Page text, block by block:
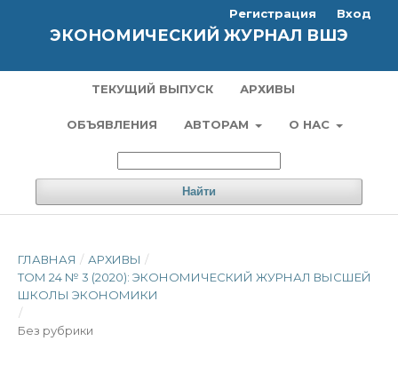
ЭКОНОМИЧЕСКИЙ ЖУРНАЛ ВШЭ
ТЕКУЩИЙ ВЫПУСК АРХИВЫ
ОБЪЯВЛЕНИЯ АВТОРАМ О НАС
Найти
Регистрация Вход
ГЛАВНАЯ / АРХИВЫ /
ТОМ 24 № 3 (2020): ЭКОНОМИЧЕСКИЙ ЖУРНАЛ ВЫСШЕЙ
ШКОЛЫ ЭКОНОМИКИ
/
Без рубрики